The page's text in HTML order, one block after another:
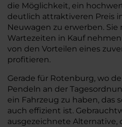
die Möglichkeit, ein
deutlich attraktiveren Preis
Neuwagen zu erwerben.
Wartezeiten in Kauf
von den Vorteilen eines
profitieren.
Gerade für Rotenburg, wo
Pendeln an der
ein Fahrzeug zu haben, das
auch effizient ist.
ausgezeichnete Alternative,